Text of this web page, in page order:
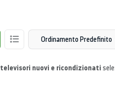
Ordinamento Predefinito
televisori nuovi e ricondizionati